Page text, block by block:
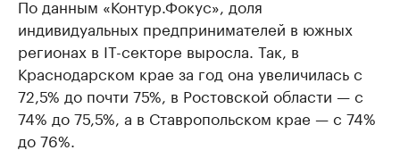
По данным «Контур.Фокус», доля
индивидуальных предпринимателей в южных
регионах в IT-секторе выросла. Так, в
Краснодарском крае за год она увеличилась с
72,5% до почти 75%, в Ростовской области — с
74% до 75,5%, а в Ставропольском крае — с 74%
до 76%.